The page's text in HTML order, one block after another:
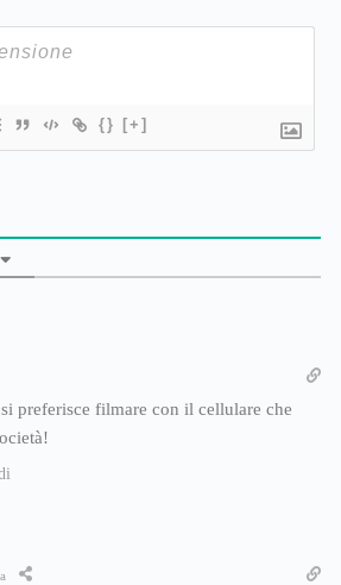
{} [+]
preferisce filmare con il cellulare che